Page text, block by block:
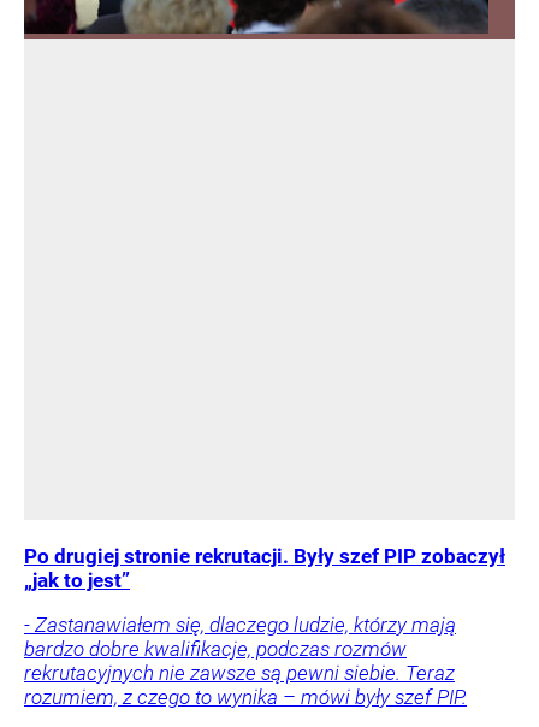
Po drugiej stronie rekrutacji. Były szef PIP zobaczył
„jak to jest”
- Zastanawiałem się, dlaczego ludzie, którzy mają
bardzo dobre kwalifikacje, podczas rozmów
rekrutacyjnych nie zawsze są pewni siebie. Teraz
rozumiem, z czego to wynika – mówi były szef PIP.